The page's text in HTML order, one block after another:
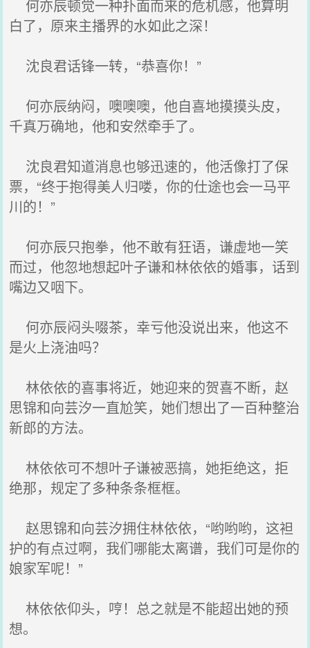
何亦辰顿觉一种扑面而来的危机感，他算明
白了，原来主播界的水如此之深！
沈良君话锋一转，“恭喜你！”
何亦辰纳闷，噢噢噢，他自喜地摸摸头皮，
千真万确地，他和安然牵手了。
沈良君知道消息也够迅速的，他活像打了保
票，“终于抱得美人归喽，你的仕途也会一马平
川的！”
何亦辰只抱拳，他不敢有狂语，谦虚地一笑
而过，他忽地想起叶子谦和林依依的婚事，话到
嘴边又咽下。
何亦辰闷头啜茶，幸亏他没说出来，他这不
是火上浇油吗？
林依依的喜事将近，她迎来的贺喜不断，赵
思锦和向芸汐一直尬笑，她们想出了一百种整治
新郎的方法。
林依依可不想叶子谦被恶搞，她拒绝这，拒
绝那，规定了多种条条框框。
赵思锦和向芸汐拥住林依依，“哟哟哟，这袒
护的有点过啊，我们哪能太离谱，我们可是你的
娘家军呢！”
林依依仰头，哼！总之就是不能超出她的预
想。